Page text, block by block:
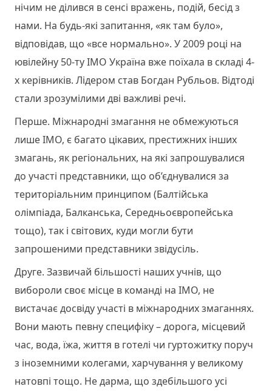
нічим не ділився в сенсі вражень, подій, бесід з
нами. На будь-які запитання, «як там було»,
відповідав, що «все нормально». У 2009 році на
ювілейну 50-ту ІМО Україна вже поїхала в складі 4-
х керівників. Лідером став Богдан Рубльов. Відтоді
стали зрозумілими дві важливі речі.
Перше. Міжнародні змагання не обмежуються
лише ІМО, є багато цікавих, престижних інших
змагань, як регіональних, на які запрошувалися
до участі представники, що об’єднувалися за
територіальним принципом (Балтійська
олімпіада, Балканська, Середньоєвропейська
тощо), так і світових, куди могли бути
запрошеними представники звідусіль.
Друге. Зазвичай більшості наших учнів, що
вибороли своє місце в команді на ІМО, не
вистачає досвіду участі в міжнародних змаганнях.
Вони мають певну специфіку – дорога, місцевий
час, вода, їжа, життя в готелі чи гуртожитку поруч
з іноземними колегами, харчування у великому
натовпі тощо. Не дарма, що здебільшого усі